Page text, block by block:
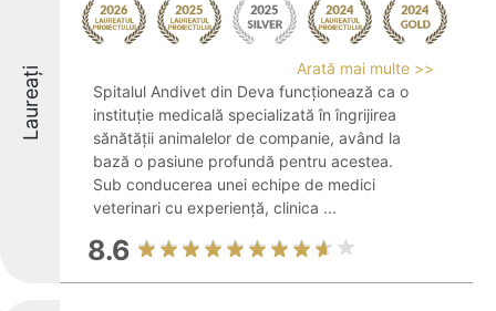
Laureați
Arată mai multe >>
Spitalul Andivet din Deva funcționează ca o
instituție medicală specializată în îngrijirea
sănătății animalelor de companie, având la
bază o pasiune profundă pentru acestea.
Sub conducerea unei echipe de medici
veterinari cu experiență, clinica ...
8.6